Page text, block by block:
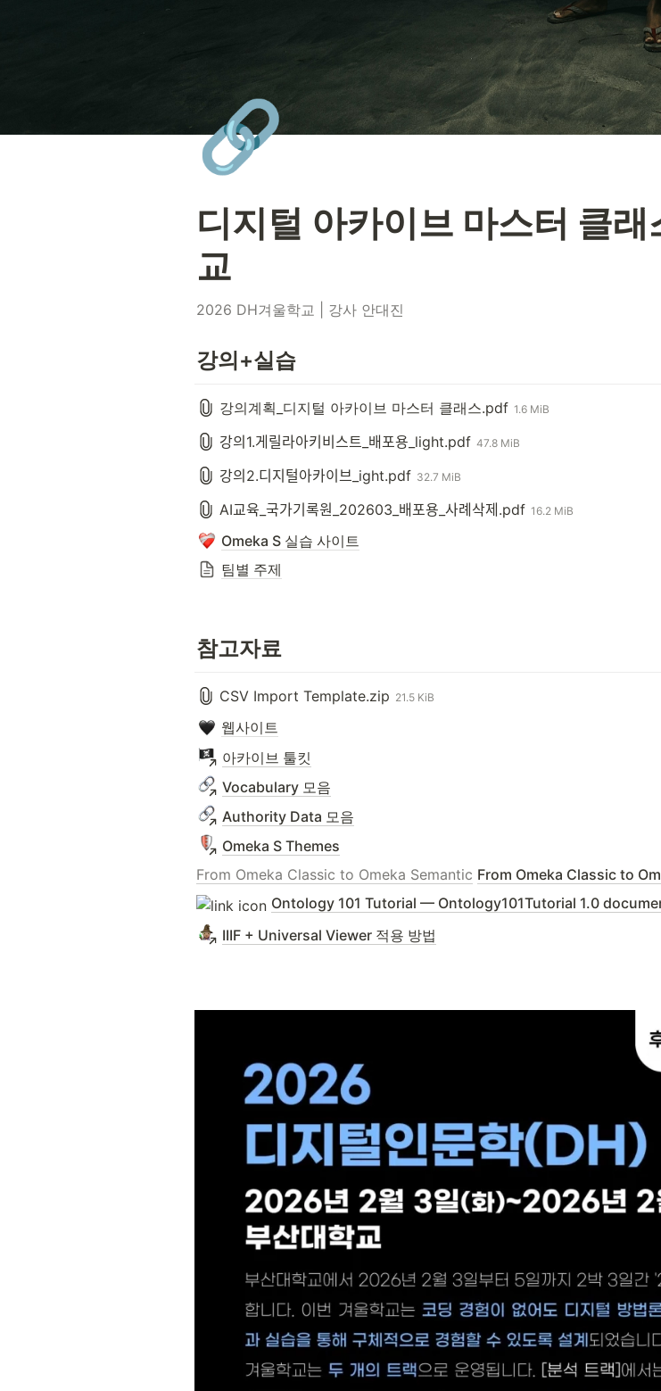
🔗
디지털 아카이브 마스터 클
교
2026 DH겨울학교 | 강사 안대진
강의+실습
강의계획_디지털 아카이브 마스터 클래스.pdf 1.6 MiB
강의1.게릴라아키비스트_배포용_light.pdf 47.8 MiB
강의2.디지털아카이브_ight.pdf 32.7 MiB
AI교육_국가기록원_202603_배포용_사례삭제.pdf 16.2 MiB
Omeka S 실습 사이트
팀별 주제
참고자료
CSV Import Template.zip 21.5 KiB
웹사이트
아카이브 툴킷
Vocabulary 모음
Authority Data 모음
Omeka S Themes
From Omeka Classic to Omeka Semantic From Omeka Classic to
Ontology 101 Tutorial — Ontology101Tutorial 1.0
IIIF + Universal Viewer 적용 방법